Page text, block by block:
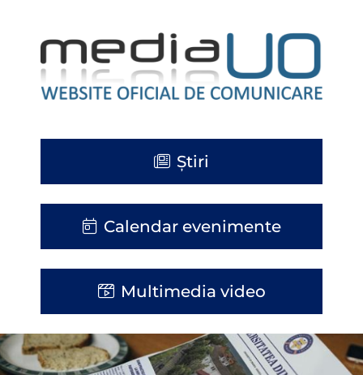
Știri
Calendar evenimente
Multimedia video